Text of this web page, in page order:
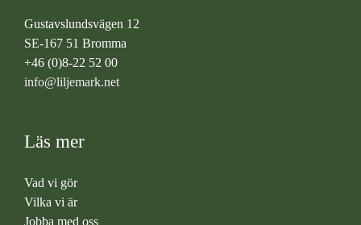
Gustavslundsvägen 12
SE-167 51 Bromma
+46 (0)8-22 52 00
info@liljemark.net
Läs mer
Vad vi gör
Vilka vi är
Jobba med oss